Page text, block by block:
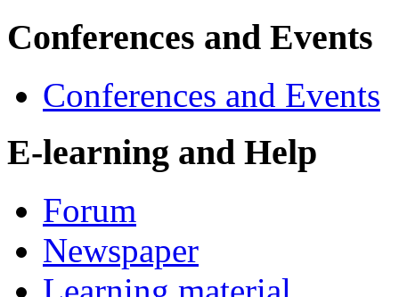
Conferences and Events
Conferences and Events
E-learning and Help
Forum
Newspaper